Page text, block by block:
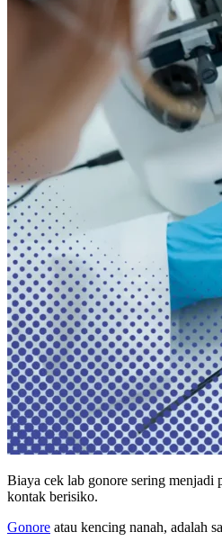
Biaya cek lab gonore sering menjadi
kontak berisiko.
Gonore atau kencing nanah, adalah